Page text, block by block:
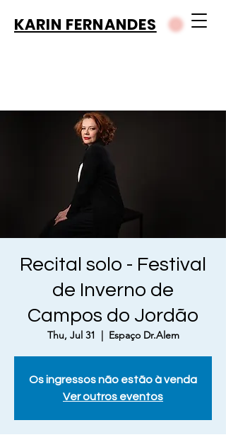
KARIN FERNANDES
Recital solo - Festival
de Inverno de
Campos do Jordão
Thu, Jul 31
  |
Espaço Dr.Alem
Os ingressos não estão à venda
Ver outros eventos